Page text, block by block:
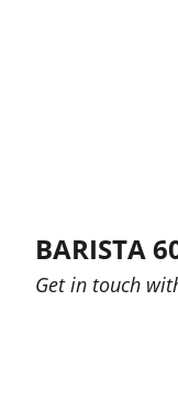
BARISTA
Get in touch